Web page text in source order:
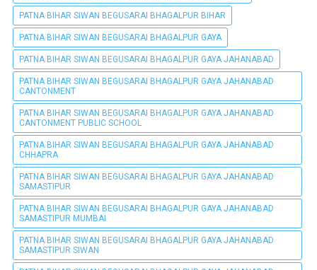
PATNA BIHAR SIWAN BEGUSARAI BHAGALPUR BIHAR
PATNA BIHAR SIWAN BEGUSARAI BHAGALPUR GAYA
PATNA BIHAR SIWAN BEGUSARAI BHAGALPUR GAYA JAHANABAD
PATNA BIHAR SIWAN BEGUSARAI BHAGALPUR GAYA JAHANABAD
CANTONMENT
PATNA BIHAR SIWAN BEGUSARAI BHAGALPUR GAYA JAHANABAD
CANTONMENT PUBLIC SCHOOL
PATNA BIHAR SIWAN BEGUSARAI BHAGALPUR GAYA JAHANABAD
CHHAPRA
PATNA BIHAR SIWAN BEGUSARAI BHAGALPUR GAYA JAHANABAD
SAMASTIPUR
PATNA BIHAR SIWAN BEGUSARAI BHAGALPUR GAYA JAHANABAD
SAMASTIPUR MUMBAI
PATNA BIHAR SIWAN BEGUSARAI BHAGALPUR GAYA JAHANABAD
SAMASTIPUR SIWAN